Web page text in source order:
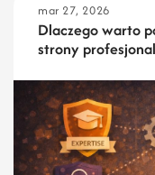
mar 27, 2026
Dlaczego warto
strony